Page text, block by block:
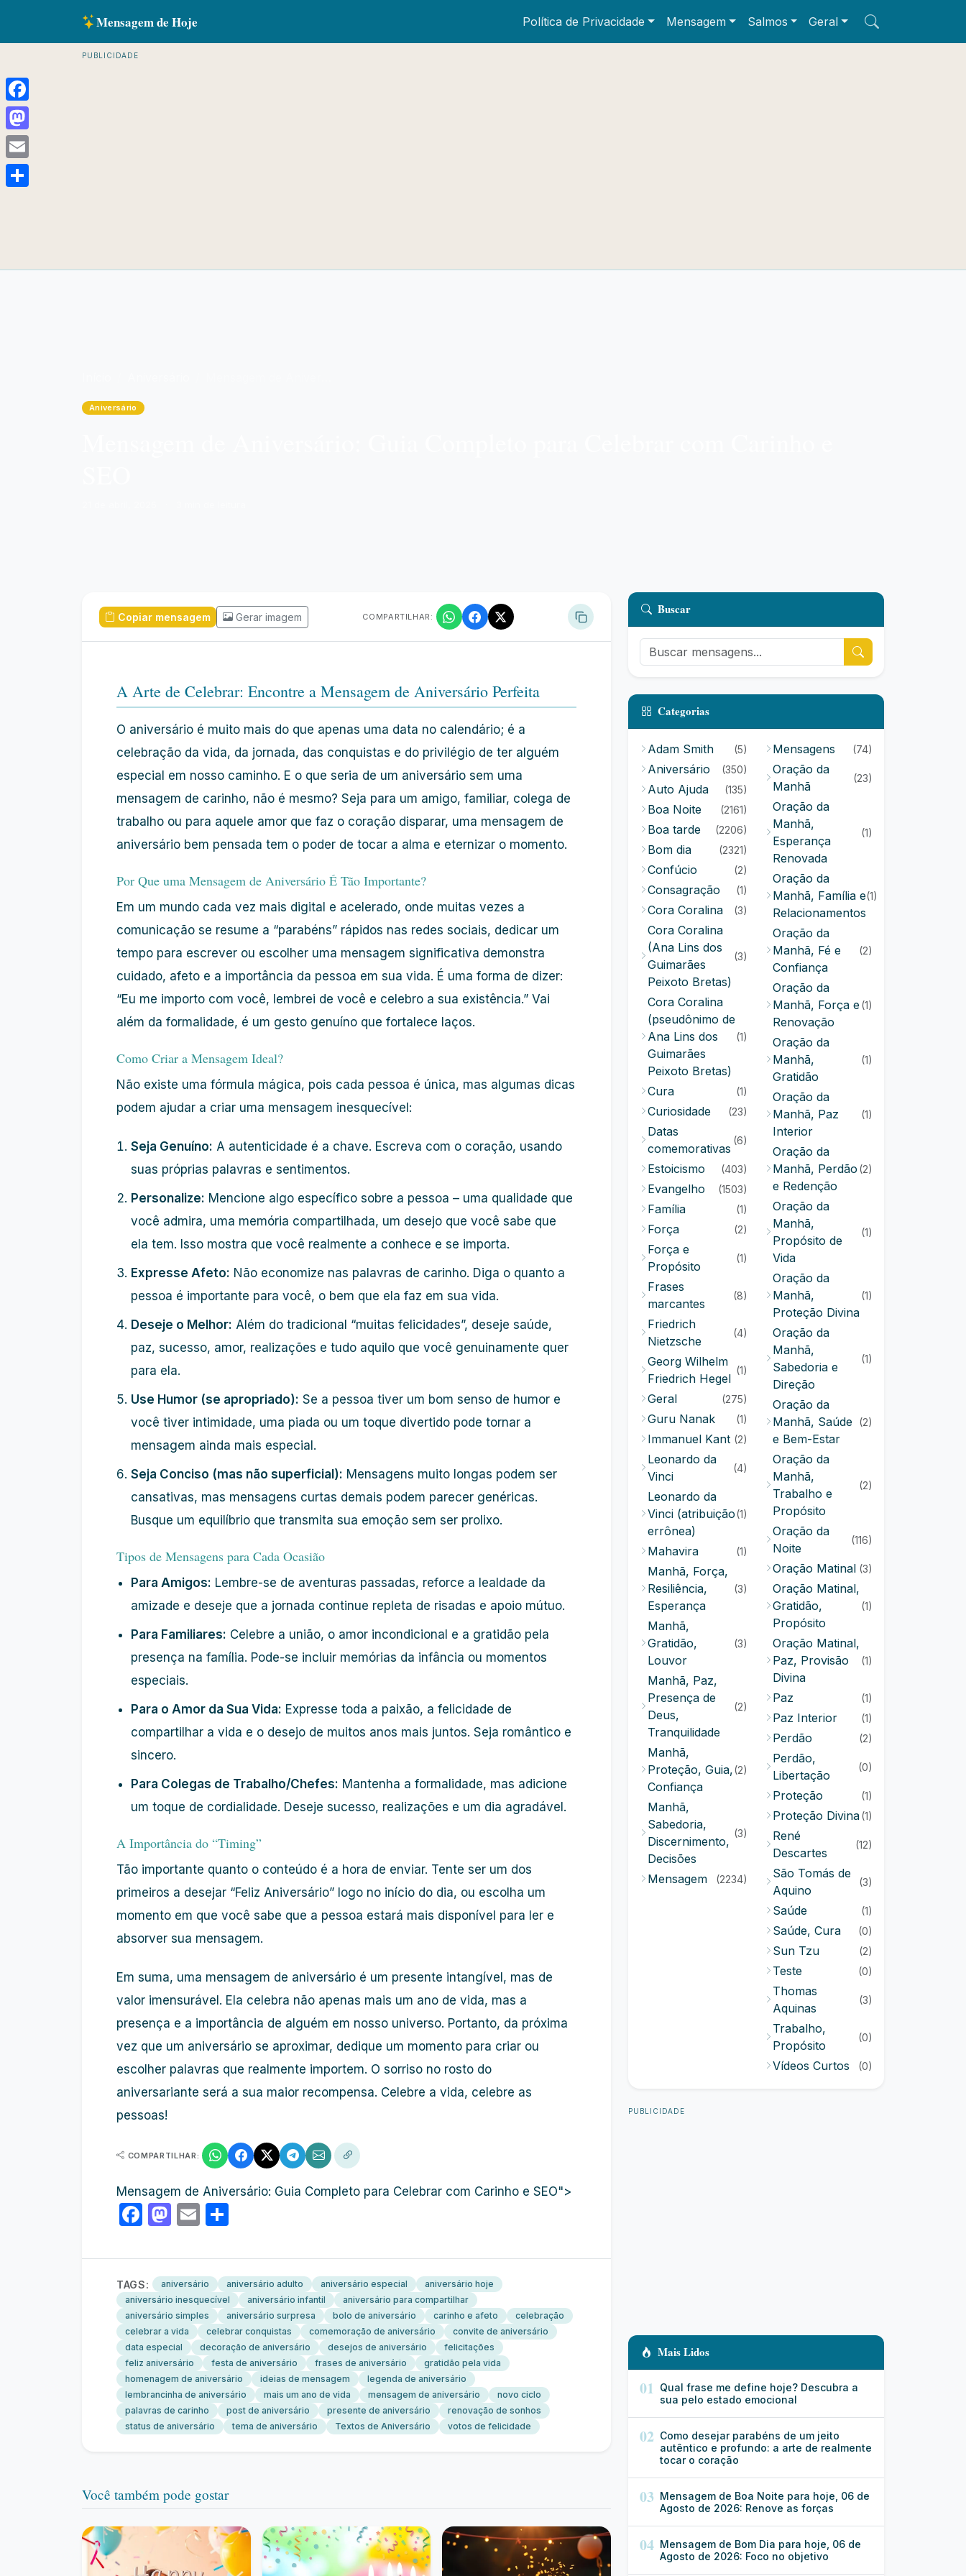
Mensagem de Hoje Política de Privacidade Mensagem Salmos Geral
PUBLICIDADE
Aniversário
Copiar mensagem Gerar imagem COMPARTILHAR:
A Arte de Celebrar: Encontre a Mensagem de Aniversário Perfeita
O aniversário é muito mais do que apenas uma data no calendário; é a
celebração da vida, da jornada, das conquistas e do privilégio de ter alguém
especial em nosso caminho. E o que seria de um aniversário sem uma
mensagem de carinho, não é mesmo? Seja para um amigo, familiar, colega de
trabalho ou para aquele amor que faz o coração disparar, uma mensagem de
aniversário bem pensada tem o poder de tocar a alma e eternizar o momento.
Por Que uma Mensagem de Aniversário É Tão Importante?
Em um mundo cada vez mais digital e acelerado, onde muitas vezes a
comunicação se resume a “parabéns” rápidos nas redes sociais, dedicar um
tempo para escrever ou escolher uma mensagem significativa demonstra
cuidado, afeto e a importância da pessoa em sua vida. É uma forma de dizer:
“Eu me importo com você, lembrei de você e celebro a sua existência.” Vai
além da formalidade, é um gesto genuíno que fortalece laços.
Como Criar a Mensagem Ideal?
Não existe uma fórmula mágica, pois cada pessoa é única, mas algumas dicas
podem ajudar a criar uma mensagem inesquecível:
Seja Genuíno: A autenticidade é a chave. Escreva com o coração, usando
suas próprias palavras e sentimentos.
Personalize: Mencione algo específico sobre a pessoa – uma qualidade que
você admira, uma memória compartilhada, um desejo que você sabe que
ela tem. Isso mostra que você realmente a conhece e se importa.
Expresse Afeto: Não economize nas palavras de carinho. Diga o quanto a
pessoa é importante para você, o bem que ela faz em sua vida.
Deseje o Melhor: Além do tradicional “muitas felicidades”, deseje saúde,
paz, sucesso, amor, realizações e tudo aquilo que você genuinamente quer
para ela.
Use Humor (se apropriado): Se a pessoa tiver um bom senso de humor e
você tiver intimidade, uma piada ou um toque divertido pode tornar a
mensagem ainda mais especial.
Seja Conciso (mas não superficial): Mensagens muito longas podem ser
cansativas, mas mensagens curtas demais podem parecer genéricas.
Busque um equilíbrio que transmita sua emoção sem ser prolixo.
Tipos de Mensagens para Cada Ocasião
Para Amigos: Lembre-se de aventuras passadas, reforce a lealdade da
amizade e deseje que a jornada continue repleta de risadas e apoio mútuo.
Para Familiares: Celebre a união, o amor incondicional e a gratidão pela
presença na família. Pode-se incluir memórias da infância ou momentos
especiais.
Para o Amor da Sua Vida: Expresse toda a paixão, a felicidade de
compartilhar a vida e o desejo de muitos anos mais juntos. Seja romântico e
sincero.
Para Colegas de Trabalho/Chefes: Mantenha a formalidade, mas adicione
um toque de cordialidade. Deseje sucesso, realizações e um dia agradável.
A Importância do “Timing”
Tão importante quanto o conteúdo é a hora de enviar. Tente ser um dos
primeiros a desejar “Feliz Aniversário” logo no início do dia, ou escolha um
momento em que você sabe que a pessoa estará mais disponível para ler e
absorver sua mensagem.
Em suma, uma mensagem de aniversário é um presente intangível, mas de
valor imensurável. Ela celebra não apenas mais um ano de vida, mas a
presença e a importância de alguém em nosso universo. Portanto, da próxima
vez que um aniversário se aproximar, dedique um momento para criar ou
escolher palavras que realmente importem. O sorriso no rosto do
aniversariante será a sua maior recompensa. Celebre a vida, celebre as
pessoas!
COMPARTILHAR:
Mensagem de Aniversário: Guia Completo para Celebrar com Carinho e SEO">
Facebook
Mastodon
Email
TAGS: aniversário aniversário adulto aniversário especial
aniversário hoje
aniversário inesquecível
aniversário infantil
aniversário para compartilhar
aniversário simples
aniversário surpresa bolo de aniversário carinho e afeto
celebração
celebrar a vida
celebrar conquistas comemoração de aniversário
convite de aniversário
data especial
decoração de aniversário desejos de aniversário
felicitações
feliz aniversário
festa de aniversário frases de aniversário
gratidão pela vida
homenagem de aniversário
ideias de mensagem
legenda de aniversário
lembrancinha de aniversário
mais um ano de vida mensagem de aniversário
novo ciclo
palavras de carinho
post de aniversário presente de aniversário
renovação de sonhos
status de aniversário
tema de aniversário Textos de Aniversário votos de felicidade
Você também pode gostar
Buscar
Categorias
Adam Smith (5)
Aniversário (350)
Auto Ajuda (135)
Boa Noite (2161)
Boa tarde (2206)
Bom dia (2321)
Confúcio (2)
Consagração (1)
Cora Coralina (3)
Cora Coralina
(Ana Lins dos
Guimarães
Peixoto Bretas)
(3)
Cora Coralina
(pseudônimo de
Ana Lins dos
Guimarães
Peixoto Bretas)
(1)
Cura (1)
Curiosidade (23)
Datas
comemorativas
(6)
Estoicismo (403)
Evangelho (1503)
Família (1)
Força (2)
Força e
Propósito
(1)
Frases
marcantes
(8)
Friedrich
Nietzsche
(4)
Georg Wilhelm
Friedrich Hegel
(1)
Geral (275)
Guru Nanak (1)
Immanuel Kant (2)
Leonardo da
Vinci
(4)
Leonardo da
Vinci (atribuição
errônea)
(1)
Mahavira (1)
Manhã, Força,
Resiliência,
Esperança
(3)
Manhã,
Gratidão,
Louvor
(3)
Manhã, Paz,
Presença de
Deus,
Tranquilidade
(2)
Manhã,
Proteção, Guia,
Confiança
(2)
Manhã,
Sabedoria,
Discernimento,
Decisões
(3)
Mensagem (2234)
Mensagens (74)
Oração da
Manhã
(23)
Oração da
Manhã,
Esperança
Renovada
(1)
Oração da
Manhã, Família e
Relacionamentos
(1)
Oração da
Manhã, Fé e
Confiança
(2)
Oração da
Manhã, Força e
Renovação
(1)
Oração da
Manhã,
Gratidão
(1)
Oração da
Manhã, Paz
Interior
(1)
Oração da
Manhã, Perdão
e Redenção
(2)
Oração da
Manhã,
Propósito de
Vida
(1)
Oração da
Manhã,
Proteção Divina
(1)
Oração da
Manhã,
Sabedoria e
Direção
(1)
Oração da
Manhã, Saúde
e Bem-Estar
(2)
Oração da
Manhã,
Trabalho e
Propósito
(2)
Oração da
Noite
(116)
Oração Matinal (3)
Oração Matinal,
Gratidão,
Propósito
(1)
Oração Matinal,
Paz, Provisão
Divina
(1)
Paz (1)
Paz Interior (1)
Perdão (2)
Perdão,
Libertação
(0)
Proteção (1)
Proteção Divina(1)
René
Descartes
(12)
São Tomás de
Aquino
(3)
Saúde (1)
Saúde, Cura (0)
Sun Tzu (2)
Teste (0)
Thomas
Aquinas
(3)
Trabalho,
Propósito
(0)
Vídeos Curtos (0)
PUBLICIDADE
Mais Lidos
01 Qual frase me define hoje? Descubra a
sua pelo estado emocional
02 Como desejar parabéns de um jeito
autêntico e profundo: a arte de realmente
tocar o coração
03 Mensagem de Boa Noite para hoje, 06 de
Agosto de 2026: Renove as forças
04 Mensagem de Bom Dia para hoje, 06 de
Agosto de 2026: Foco no objetivo
Facebook
Mastodon
Email